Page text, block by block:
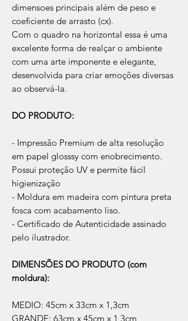
dimensoes principais além de peso e
coeficiente de arrasto (cx).
Com o quadro na horizontal essa é uma
excelente forma de realçar o ambiente
com uma arte imponente e elegante,
desenvolvida para criar emoções diversas
ao observá-la.
DO PRODUTO:
- Impressão Premium de alta resolução
em papel glosssy com enobrecimento.
Possui proteção UV e permite fácil
higienização
- Moldura em madeira com pintura preta
fosca com acabamento liso.
- Certificado de Autenticidade assinado
pelo ilustrador.
DIMENSÕES DO PRODUTO (com
moldura):
MEDIO: 45cm x 33cm x 1,3cm
GRANDE: 63cm x 45cm x 1,3cm